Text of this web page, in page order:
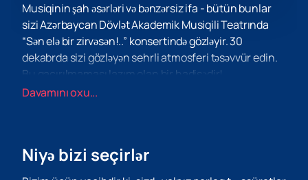
Musiqinin şah əsərləri və bənzərsiz ifa - bütün bunlar
sizi Azərbaycan Dövlət Akademik Musiqili Teatrında
“Sən elə bir zirvəsən!..” konsertində gözləyir. 30
dekabrda sizi gözləyən sehrli atmosferi təsəvvür edin.
Bu qaçırılmaması lazım olan bir hadisədir!
Konsert biletlərini tez və asanlıqla əldə edə bilərsiniz -
Əlbəttə ki, onlayn bilet almaq çox rahat və sadədir,
Davamını oxu...
Niyə bizi seçirlər